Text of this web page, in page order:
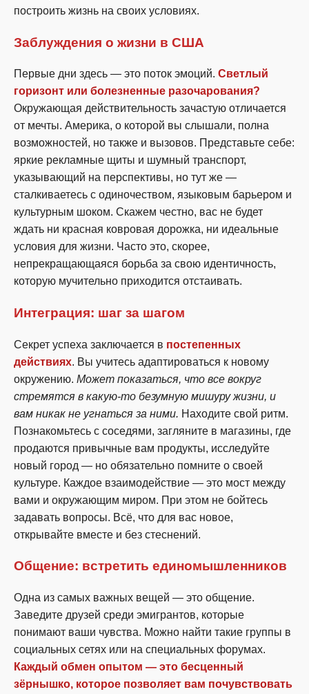
построить жизнь на своих условиях.
Заблуждения о жизни в США
Первые дни здесь — это поток эмоций. Светлый
горизонт или болезненные разочарования?
Окружающая действительность зачастую отличается
от мечты. Америка, о которой вы слышали, полна
возможностей, но также и вызовов. Представьте себе:
яркие рекламные щиты и шумный транспорт,
указывающий на перспективы, но тут же —
сталкиваетесь с одиночеством, языковым барьером и
культурным шоком. Скажем честно, вас не будет
ждать ни красная ковровая дорожка, ни идеальные
условия для жизни. Часто это, скорее,
непрекращающаяся борьба за свою идентичность,
которую мучительно приходится отстаивать.
Интеграция: шаг за шагом
Секрет успеха заключается в постепенных
действиях. Вы учитесь адаптироваться к новому
окружению. Может показаться, что все вокруг
стремятся в какую-то безумную мишуру жизни, и
вам никак не угнаться за ними. Находите свой ритм.
Познакомьтесь с соседями, загляните в магазины, где
продаются привычные вам продукты, исследуйте
новый город — но обязательно помните о своей
культуре. Каждое взаимодействие — это мост между
вами и окружающим миром. При этом не бойтесь
задавать вопросы. Всё, что для вас новое,
открывайте вместе и без стеснений.
Общение: встретить единомышленников
Одна из самых важных вещей — это общение.
Заведите друзей среди эмигрантов, которые
понимают ваши чувства. Можно найти такие группы в
социальных сетях или на специальных форумах.
Каждый обмен опытом — это бесценный
зёрнышко, которое позволяет вам почувствовать